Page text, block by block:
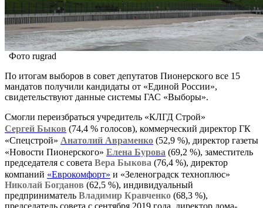
Фото rugrad
По итогам выборов в совет депутатов Пионерского все 15
мандатов получили кандидаты от «Единой России»,
свидетельствуют данные системы ГАС «Выборы».
Смогли переизбраться учредитель «КЛГД Строй»
Сергей Быков (74,4 % голосов), коммерческий директор ГК
«Спецстрой» Анатолий Авраменко (52,9 %), директор газеты
«Новости Пионерского» Елена Бурова (69,2 %), заместитель
председателя с совета Вера Быкова (76,4 %), директор
компаний «Еврокомфорт» и «Зеленоградск техноплюс»
Николай Богданов (62,5 %), индивидуальный
предприниматель Владимир Кравченко (68,3 %),
председатель совета с сентября 2019 года, директор дома-